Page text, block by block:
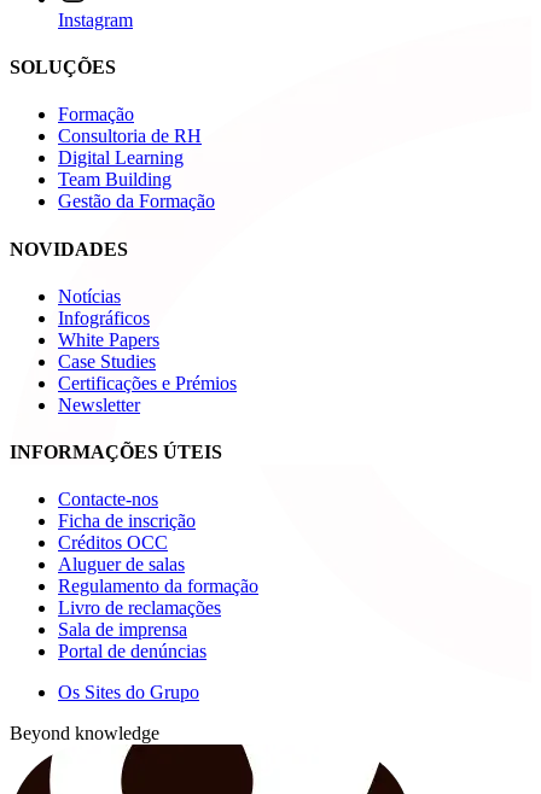
Instagram
SOLUÇÕES
Formação
Consultoria de RH
Digital Learning
Team Building
Gestão da Formação
NOVIDADES
Notícias
Infográficos
White Papers
Case Studies
Certificações e Prémios
Newsletter
INFORMAÇÕES ÚTEIS
Contacte-nos
Ficha de inscrição
Créditos OCC
Aluguer de salas
Regulamento da formação
Livro de reclamações
Sala de imprensa
Portal de denúncias
Os Sites do Grupo
Beyond knowledge